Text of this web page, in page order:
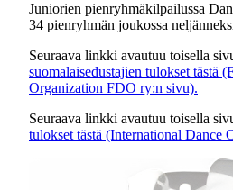
Juniorien pienryhmäkilpailussa
34 pienryhmän joukossa
Seuraava linkki avautuu toisella
suomalaisedustajien tulokset tästä
Organization FDO ry:n sivu).
Seuraava linkki avautuu toisella
tulokset tästä (International Dance